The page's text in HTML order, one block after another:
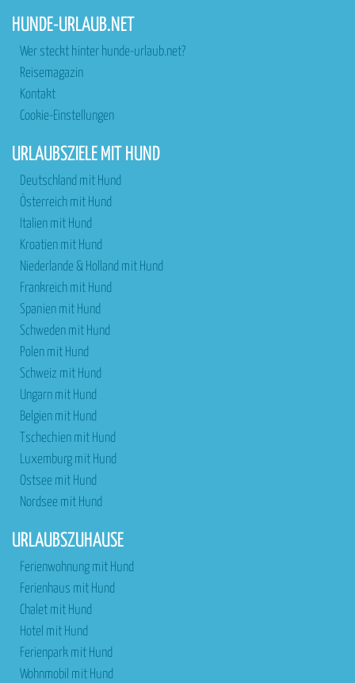
HUNDE-URLAUB.NET
Wer steckt hinter hunde-urlaub.net?
Reisemagazin
Kontakt
Cookie-Einstellungen
URLAUBSZIELE MIT HUND
Deutschland mit Hund
Österreich mit Hund
Italien mit Hund
Kroatien mit Hund
Niederlande & Holland mit Hund
Frankreich mit Hund
Spanien mit Hund
Schweden mit Hund
Polen mit Hund
Schweiz mit Hund
Ungarn mit Hund
Belgien mit Hund
Tschechien mit Hund
Luxemburg mit Hund
Ostsee mit Hund
Nordsee mit Hund
URLAUBSZUHAUSE
Ferienwohnung mit Hund
Ferienhaus mit Hund
Chalet mit Hund
Hotel mit Hund
Ferienpark mit Hund
Wohnmobil mit Hund